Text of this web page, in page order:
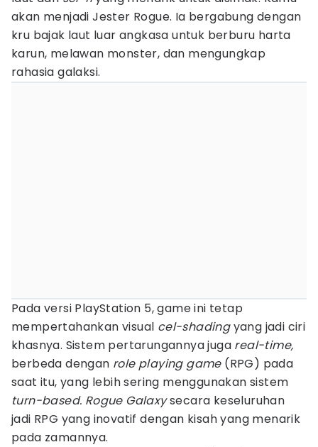
akan menjadi Jester Rogue. Ia bergabung dengan
kru bajak laut luar angkasa untuk berburu harta
karun, melawan monster, dan mengungkap
rahasia galaksi.
Pada versi PlayStation 5, game ini tetap
mempertahankan visual cel-shadingyang jadi ciri
khasnya. Sistem pertarungannya juga real-time,
berbeda dengan role playing game(RPG) pada
saat itu, yang lebih sering menggunakan sistem
turn-based. Rogue Galaxysecara keseluruhan
jadi RPG yang inovatif dengan kisah yang menarik
pada zamannya.